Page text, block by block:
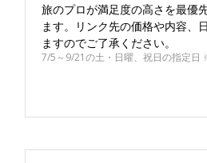
旅のプロが満足度の高さを最優
ます。リンク先の価格や内容、
ますのでご了承ください。